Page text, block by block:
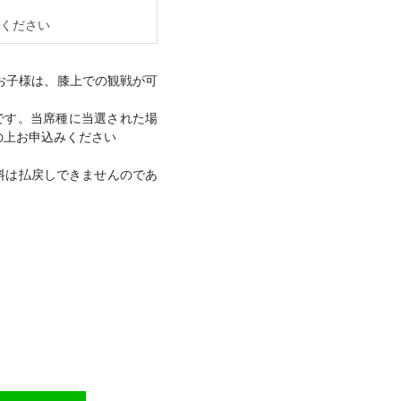
ださい
様は、膝上での観戦が可
。当席種に当選された場
お申込みください
払戻しできませんのであ